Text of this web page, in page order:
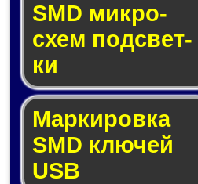
SMD мик­ро­
схем под­свет­
ки
Маркировка
SMD клю­чей
USB